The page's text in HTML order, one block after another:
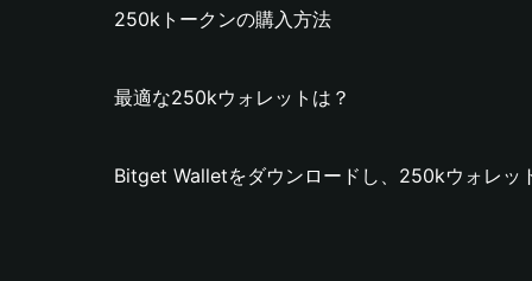
250kトークンの購入方法
最適な250kウォレットは？
Bitget Walletをダウンロードし、250kウォレッ